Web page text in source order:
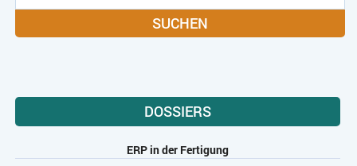
TRANSPORTLOGISTIK / LAGER
SUCHEN
DOSSIERS
ERP in der Fertigung